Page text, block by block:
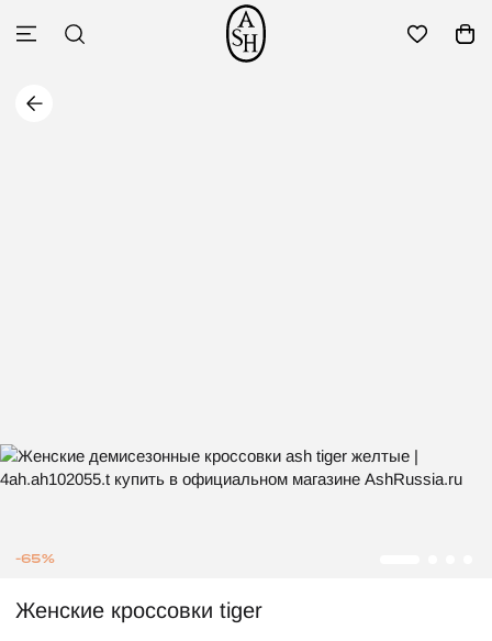
-65%
Женские кроссовки tiger